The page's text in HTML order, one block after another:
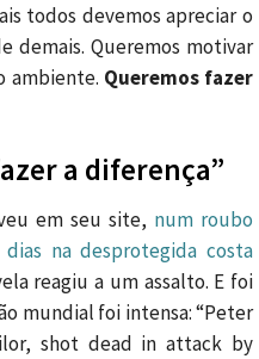
todos devemos apreciar o
demais. Queremos motivar
ambiente. Queremos fazer
a diferença”
em seu site, num roubo
na desprotegida costa
reagiu a um assalto. E foi
mundial foi intensa: “Peter
shot dead in attack by